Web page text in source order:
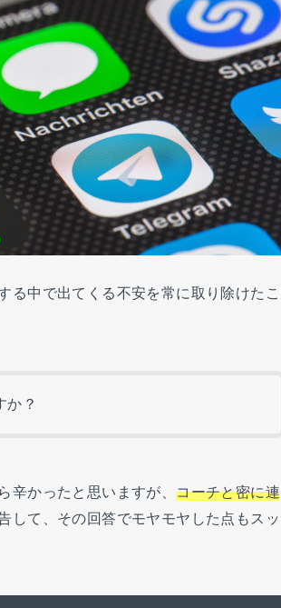
る中で出てくる不安を常に取り除けたこ
か？
辛かったと思いますが、コーチと密に連
して、その回答でモヤモヤした点もスッ